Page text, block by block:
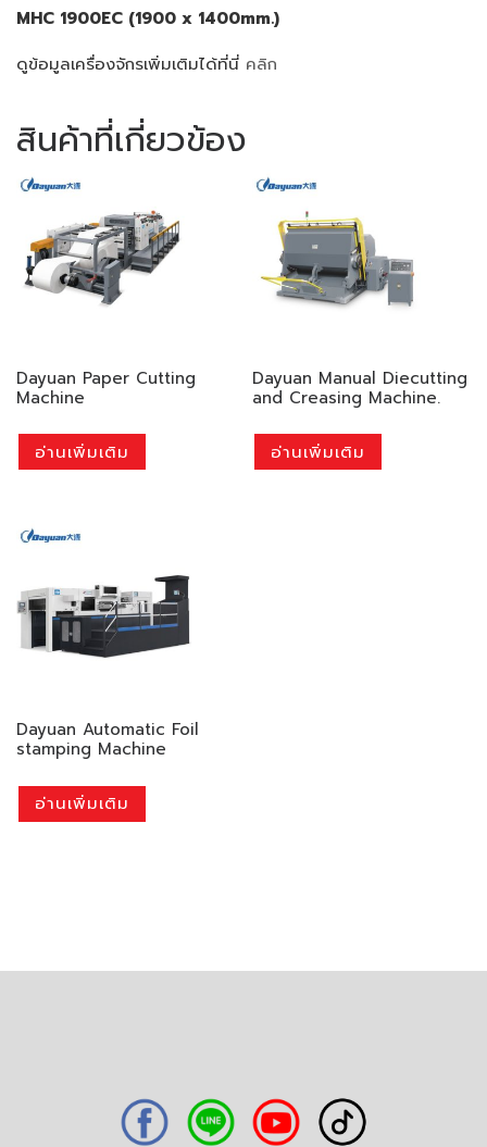
MHC 1900EC (1900 x 1400mm.)
ดูข้อมูลเครื่องจักรเพิ่มเติมได้ที่นี่ คลิก
สินค้าที่เกี่ยวข้อง
Dayuan Paper Cutting
Machine
อ่านเพิ่มเติม
Dayuan Manual Diecutting
and Creasing Machine.
อ่านเพิ่มเติม
Dayuan Automatic Foil
stamping Machine
อ่านเพิ่มเติม